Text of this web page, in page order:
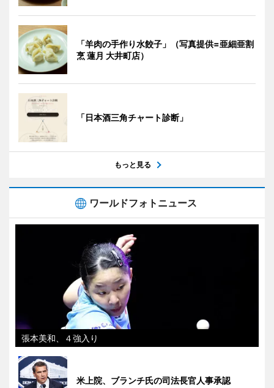
「羊肉の手作り水餃子」（写真提供=亜細亜割
烹 蓮月 大井町店）
「日本酒三角チャート診断」
もっと見る
ワールドフォトニュース
張本美和、４強入り
米上院、ブランチ氏の司法長官人事承認